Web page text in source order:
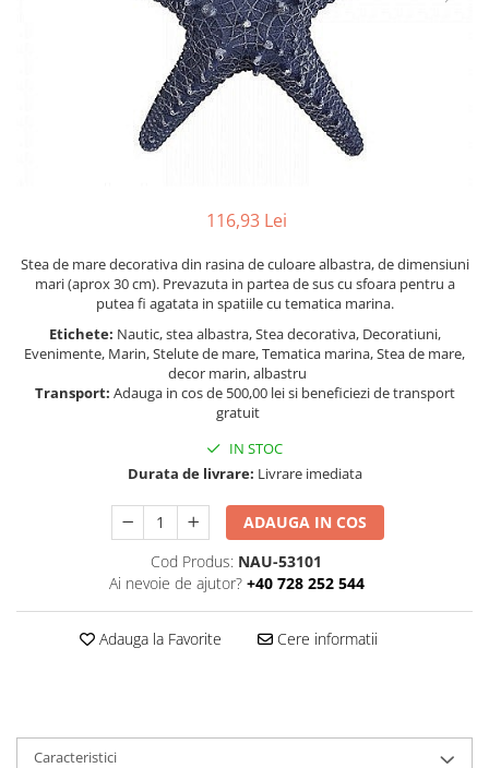
Barci, vapoare, ambarcatiuni
Decoratiuni care se agata
116,93 Lei
Stea de mare decorativa din rasina de culoare albastra, de dimensiuni
mari (aprox 30 cm). Prevazuta in partea de sus cu sfoara pentru a
putea fi agatata in spatiile cu tematica marina.
Etichete: Nautic, stea albastra, Stea decorativa, Decoratiuni,
Evenimente, Marin, Stelute de mare, Tematica marina, Stea de mare,
decor marin, albastru
Transport: Adauga in cos de 500,00 lei si beneficiezi de transport
gratuit
IN STOC
Durata de livrare: Livrare imediata
ADAUGA IN COS
Cod Produs: NAU-53101
Ai nevoie de ajutor? +40 728 252 544
Adauga la Favorite Cere informatii
Caracteristici